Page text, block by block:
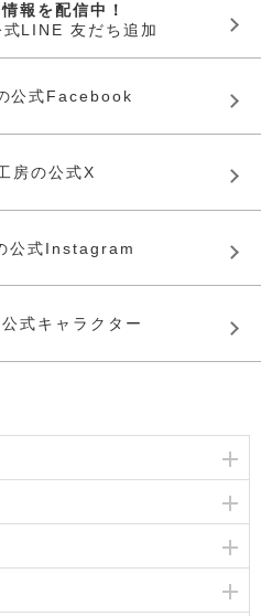
報を配信中！
式LINE 友だち追加
公式Facebook
房の公式X
公式Instagram
式キャラクター